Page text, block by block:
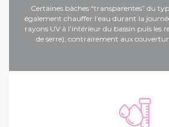
Certaines bâches “transparentes” du
également chauffer l’eau durant la
rayons UV à l’intérieur du bassin puis les
de serre), contrairement aux